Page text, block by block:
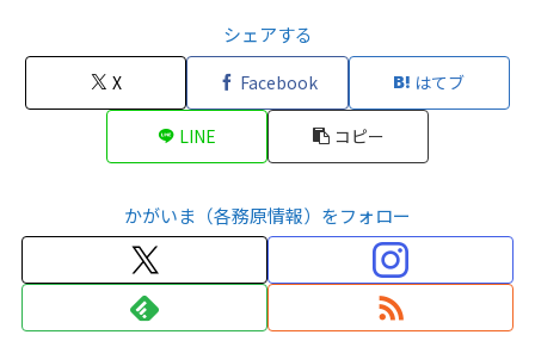
シェアする
X Facebook はてブ
LINE コピー
かがいま（各務原情報）をフォロー